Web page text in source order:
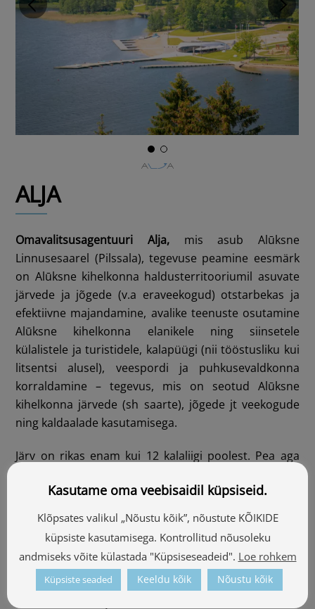
ALJA
Omavalitsusagentuuri Alja,mis asub Alūksne
Linnusesaarel (Pilssala), tegevuse peamine eesmärk
on Alūksne kihelkonna haldusterritooriumil asuvate
järvede ja jõgede (v.a eraveekogud) otstarbekas ja
efektiivne majandamine, avalike teenuste osutamine
Alūksne kihelkonna elanikele ning siinsetele
külalistele ja turistidele, kalapüügi (nii tööstusliku kui
litsentsi alusel), veespordi ja puhkusevaldkonna
korraldamine – tegevus, mis on seotud Alūksne
kihelkonna järvede (sh saarte), jõgede jt veekogude
ning kaldaalade kasutamisega.
Järv on rikas enam kui 12 kalaliigi poolest. Pea aga
kalapüügilitsents, mida saab soetada:
omavalitsusagentuurist Alja ( Pilssalas iela 10),
+371 26141741
tanklast Virši – A (Rīgas iela 11),
Kasutame oma veebisaidil küpsiseid.
Klõpsates valikul „Nõustu kõik”, nõustute KÕIKIDE
küpsiste kasutamisega. Kontrollitud nõusoleku
andmiseks võite külastada "Küpsiseseadeid". Loe rohkem
Küpsiste seaded Keeldu kõik Nõustu kõik